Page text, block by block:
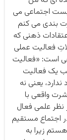
اجتماعی می
بندی می کنم
ذهنی که
فعالیت عملی
است: «فعالیت
یک فعالیت
یعنی نه
واقعی با
علمی فعال
اجتماع مستقیم
زیرا به